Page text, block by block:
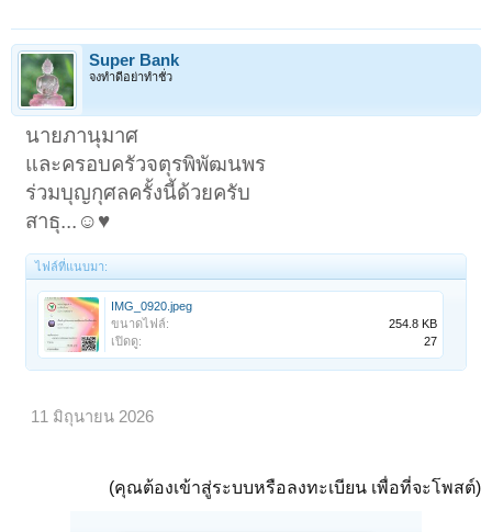
Super Bank
จงทำดีอย่าทำชั่ว
นายภานุมาศ
และครอบครัวจตุรพิพัฒนพร
ร่วมบุญกุศลครั้งนี้ด้วยครับ
สาธุ...☺️♥️
ไฟล์ที่แนบมา:
IMG_0920.jpeg
ขนาดไฟล์:
254.8 KB
เปิดดู:
27
11 มิถุนายน 2026
(คุณต้องเข้าสู่ระบบหรือลงทะเบียน เพื่อที่จะโพสต์)